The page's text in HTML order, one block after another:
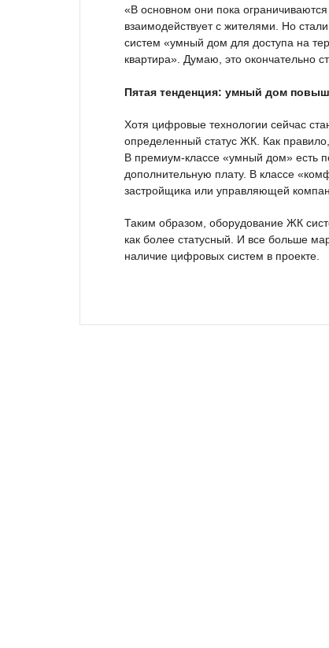
«В основном они пока
взаимодействует с жителями. Но
систем «умный дом для доступа на
квартира». Думаю, это окончательно
Пятая тенденция: умный дом
Хотя цифровые технологии сейчас
определенный статус ЖК. Как
В премиум-классе «умный дом» есть
дополнительную плату. В классе
застройщика или управляющей
Таким образом, оборудование ЖК
как более статусный. И все больше
наличие цифровых систем в проекте.